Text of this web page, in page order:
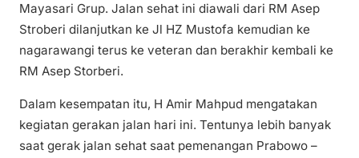
Mayasari Grup. Jalan sehat ini diawali dari RM Asep
Stroberi dilanjutkan ke Jl HZ Mustofa kemudian ke
nagarawangi terus ke veteran dan berakhir kembali ke
RM Asep Storberi.
Dalam kesempatan itu, H Amir Mahpud mengatakan
kegiatan gerakan jalan hari ini. Tentunya lebih banyak
saat gerak jalan sehat saat pemenangan Prabowo –